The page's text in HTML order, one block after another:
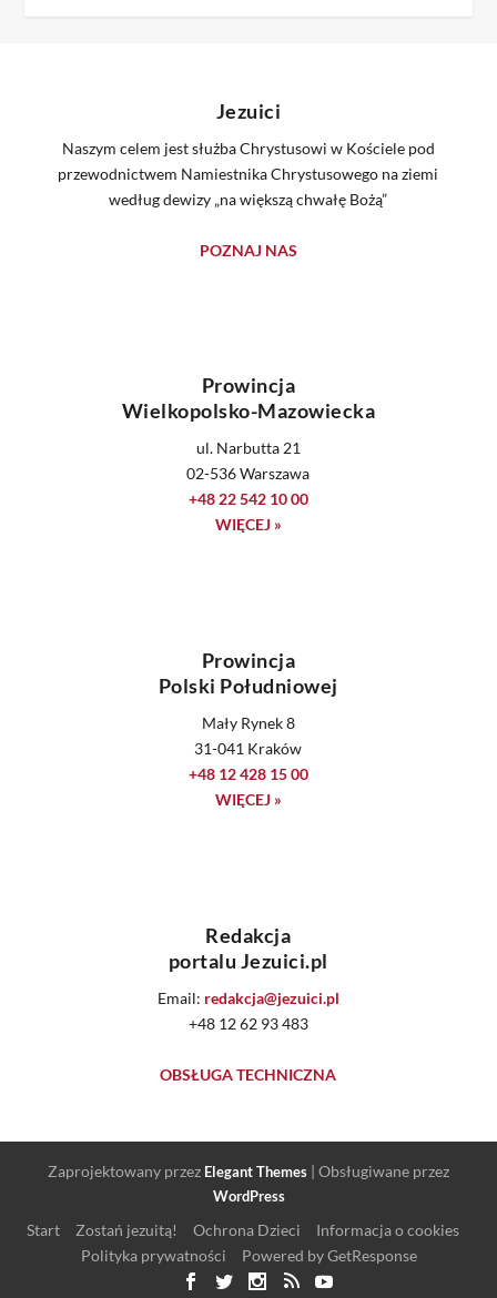
Jezuici
Naszym celem jest służba Chrystusowi w Kościele pod
przewodnictwem Namiestnika Chrystusowego na ziemi
według dewizy „na większą chwałę Bożą”
POZNAJ NAS
Prowincja
Wielkopolsko-Mazowiecka
ul. Narbutta 21
02-536 Warszawa
+48 22 542 10 00
WIĘCEJ »
Prowincja
Polski Południowej
Mały Rynek 8
31-041 Kraków
+48 12 428 15 00
WIĘCEJ »
Redakcja
portalu Jezuici.pl
Email: redakcja@jezuici.pl
+48 12 62 93 483
OBSŁUGA TECHNICZNA
Zaprojektowany przez Elegant Themes | Obsługiwane przez
WordPress
Start Zostań jezuitą! Ochrona Dzieci
Informacja o cookies
Polityka prywatności
Powered by GetResponse